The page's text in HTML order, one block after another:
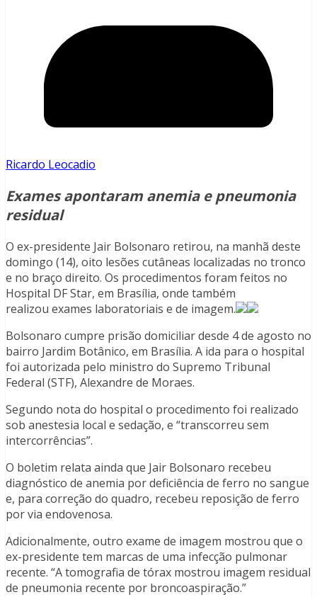
Ricardo Leocadio
Exames apontaram anemia e pneumonia
residual
O ex-presidente Jair Bolsonaro retirou, na manhã deste
domingo (14), oito lesões cutâneas localizadas no tronco
e no braço direito. Os procedimentos foram feitos no
Hospital DF Star, em Brasília, onde também
realizou exames laboratoriais e de imagem.
Bolsonaro cumpre prisão domiciliar desde 4 de agosto no
bairro Jardim Botânico, em Brasília. A ida para o hospital
foi autorizada pelo ministro do Supremo Tribunal
Federal (STF), Alexandre de Moraes.
Segundo nota do hospital o procedimento foi realizado
sob anestesia local e sedação, e “transcorreu sem
intercorrências”.
O boletim relata ainda que Jair Bolsonaro recebeu
diagnóstico de anemia por deficiência de ferro no sangue
e, para correção do quadro, recebeu reposição de ferro
por via endovenosa.
Adicionalmente, outro exame de imagem mostrou que o
ex-presidente tem marcas de uma infecção pulmonar
recente. “A tomografia de tórax mostrou imagem residual
de pneumonia recente por broncoaspiração.”